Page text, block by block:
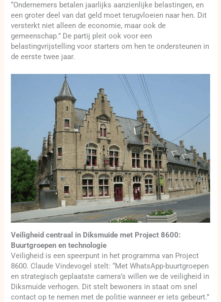
“Ondernemers betalen jaarlijks aanzienlijke belastingen, en
een groter deel van dat geld moet terugvloeien naar hen. Dit
versterkt niet alleen de economie, maar ook de
gemeenschap.” De partij pleit ook voor een
belastingvrijstelling voor starters om hen te ondersteunen in
de eerste twee jaar.
Veiligheid centraal in Diksmuide met Project 8600:
Buurtgroepen en technologie
Veiligheid is een speerpunt in het programma van Project
8600. Claude Vindevogel stelt: “Met WhatsApp-buurtgroepen
en strategisch geplaatste camera’s willen we de veiligheid in
Diksmuide verhogen. Dit stelt bewoners in staat om snel
contact op te nemen met de politie wanneer er iets gebeurt.”